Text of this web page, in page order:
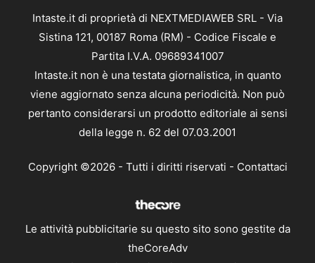
Intaste.it di proprietà di NEXTMEDIAWEB SRL - Via
Sistina 121, 00187 Roma (RM) - Codice Fiscale e
Partita I.V.A. 09689341007
Intaste.it non è una testata giornalistica, in quanto
viene aggiornato senza alcuna periodicità. Non può
pertanto considerarsi un prodotto editoriale ai sensi
della legge n. 62 del 07.03.2001
Copyright ©2026 - Tutti i diritti riservati - Contattaci
Le attività pubblicitarie su questo sito sono gestite da
theCoreAdv